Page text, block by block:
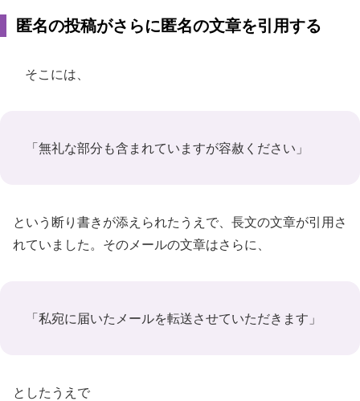
匿名の投稿がさらに匿名の文章を引用する
そこには、
「無礼な部分も含まれていますが容赦ください」
という断り書きが添えられたうえで、長文の文章が引用さ
れていました。そのメールの文章はさらに、
「私宛に届いたメールを転送させていただきます」
としたうえで